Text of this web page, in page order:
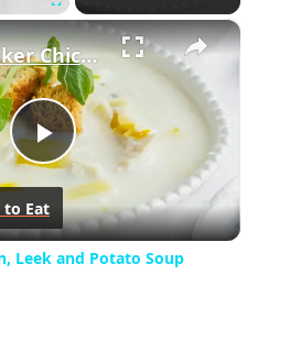
Fullscreen ×
Play
Video
Slow Cooker Chicken, Leek and Potato Soup
to Eat
Leek and Potato Soup